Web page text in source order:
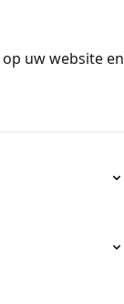
uw website en